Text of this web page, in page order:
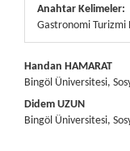
Anahtar Kelimeler:
Gastronomi
Handan HAMARAT
Bingöl Üniversitesi,
Didem UZUN
Bingöl Üniversitesi,